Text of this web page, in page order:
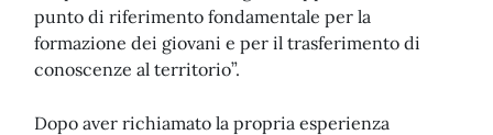
punto di riferimento fondamentale per la
formazione dei giovani e per il trasferimento di
conoscenze al territorio”.
Dopo aver richiamato la propria esperienza